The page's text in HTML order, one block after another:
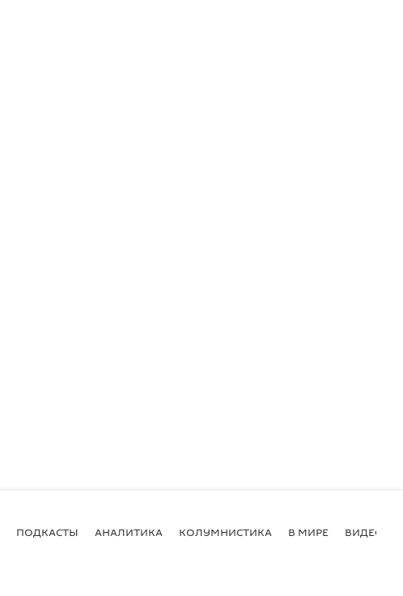
ПОДКАСТЫ АНАЛИТИКА КОЛУМНИСТИКА В МИРЕ ВИДЕО